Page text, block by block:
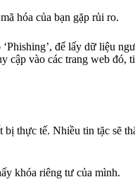
hóa của bạn gặp rủi ro.
để lấy dữ liệu
vào các trang web đó,
thực tế. Nhiều tin tặc sẽ
khóa riêng tư của mình.